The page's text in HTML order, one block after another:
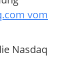
vom
Nasdaq